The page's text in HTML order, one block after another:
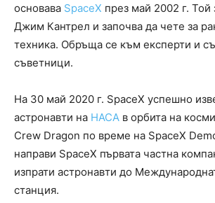
основава SpaceX през май 2002 г. Той
Джим Кантрел и започва да чете за
техника. Обръща се към експерти и
съветници.
На 30 май 2020 г. SpaceX успешно
астронавти на НАСА в орбита на
Crew Dragon по време на SpaceX
направи SpaceX първата частна
изпрати астронавти до
станция.